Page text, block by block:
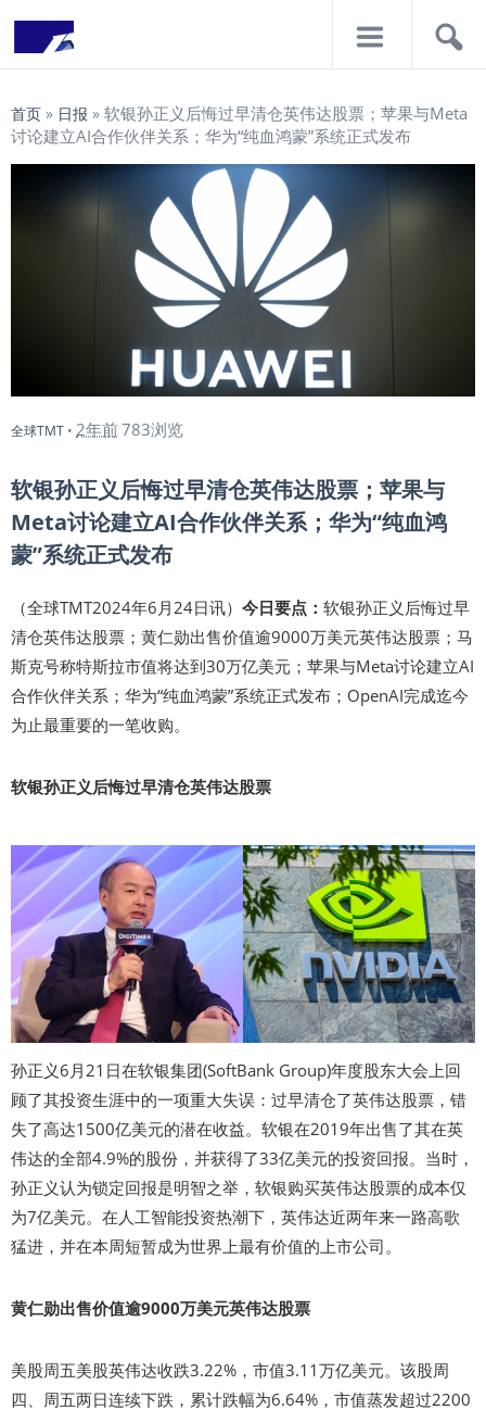
首页 » 日报 » 软银孙正义后悔过早清仓英伟达股票；苹果与Meta
讨论建立AI合作伙伴关系；华为“纯血鸿蒙”系统正式发布
全球TMT • 2年前783浏览
软银孙正义后悔过早清仓英伟达股票；苹果与
Meta讨论建立AI合作伙伴关系；华为“纯血鸿
蒙”系统正式发布
（全球TMT2024年6月24日讯） 今日要点： 软银孙正义后悔过早
清仓英伟达股票；黄仁勋出售价值逾9000万美元英伟达股票；马
斯克号称特斯拉市值将达到30万亿美元；苹果与Meta讨论建立AI
合作伙伴关系；华为“纯血鸿蒙”系统正式发布；OpenAI完成迄今
为止最重要的一笔收购。
软银孙正义后悔过早清仓英伟达股票
孙正义6月21日在软银集团(SoftBank Group)年度股东大会上回
顾了其投资生涯中的一项重大失误：过早清仓了英伟达股票，错
失了高达1500亿美元的潜在收益。软银在2019年出售了其在英
伟达的全部4.9%的股份，并获得了33亿美元的投资回报。当时，
孙正义认为锁定回报是明智之举，软银购买英伟达股票的成本仅
为7亿美元。在人工智能投资热潮下，英伟达近两年来一路高歌
猛进，并在本周短暂成为世界上最有价值的上市公司。
黄仁勋出售价值逾9000万美元英伟达股票
美股周五美股英伟达收跌3.22%，市值3.11万亿美元。该股周
四、周五两日连续下跌，累计跌幅为6.64%，市值蒸发超过2200